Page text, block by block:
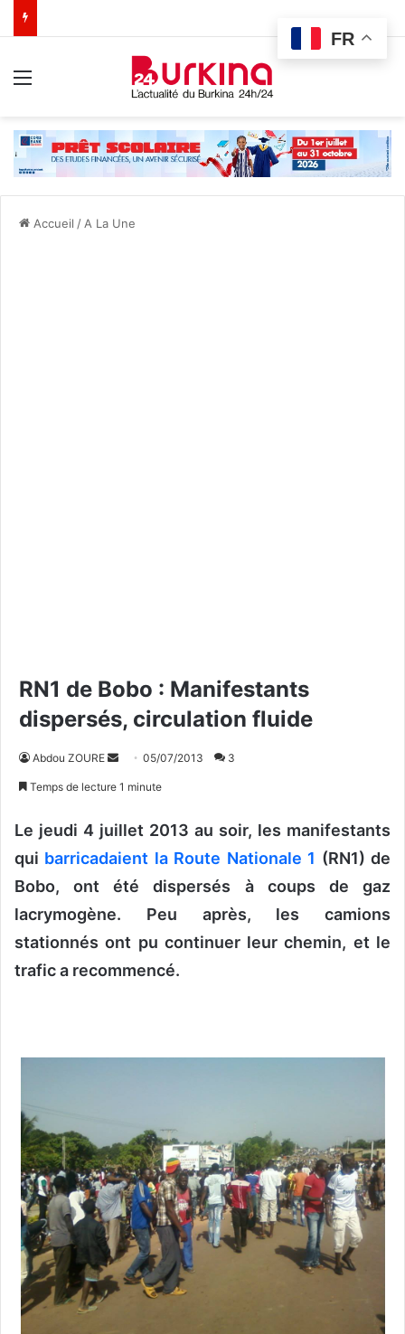
Accueil / A La Une
RN1 de Bobo : Manifestants
dispersés, circulation fluide
Abdou ZOURE
o
e
r
c
o
i
05/07/2013 3
Temps de lecture 1 minute
Le jeudi 4 juillet 2013 au soir, les manifestants
qui barricadaient la Route Nationale 1 (RN1) de
Bobo, ont été dispersés à coups de gaz
lacrymogène. Peu après, les camions
stationnés ont pu continuer leur chemin, et le
trafic a recommencé.
FR